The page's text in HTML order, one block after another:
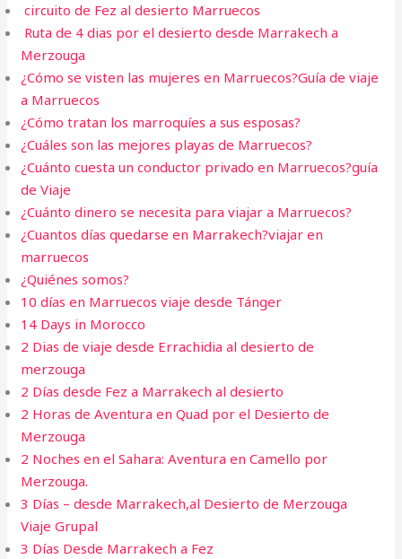
circuito de Fez al desierto Marruecos
Ruta de 4 dias por el desierto desde Marrakech a
Merzouga
¿Cómo se visten las mujeres en Marruecos?Guía de viaje
a Marruecos
¿Cómo tratan los marroquíes a sus esposas?
¿Cuáles son las mejores playas de Marruecos?
¿Cuánto cuesta un conductor privado en Marruecos?guía
de Viaje
¿Cuánto dinero se necesita para viajar a Marruecos?
¿Cuantos días quedarse en Marrakech?viajar en
marruecos
¿Quiénes somos?
10 días en Marruecos viaje desde Tánger
14 Days in Morocco
2 Dias de viaje desde Errachidia al desierto de
merzouga
2 Días desde Fez a Marrakech al desierto
2 Horas de Aventura en Quad por el Desierto de
Merzouga
2 Noches en el Sahara: Aventura en Camello por
Merzouga.
3 Días – desde Marrakech,al Desierto de Merzouga
Viaje Grupal
3 Días Desde Marrakech a Fez